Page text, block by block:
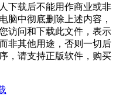
下载后不能用作商业或非
脑中彻底删除上述内容，
访问和下载此文件，表示
非其他用途，否则一切后
，请支持正版软件，购买